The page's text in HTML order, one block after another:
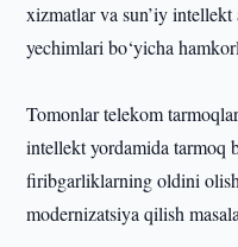
xizmatlar va sun’iy
yechimlari bo‘yicha
Tomonlar telekom
intellekt yordamida tarmoq
firibgarliklarning oldini
modernizatsiya qilish